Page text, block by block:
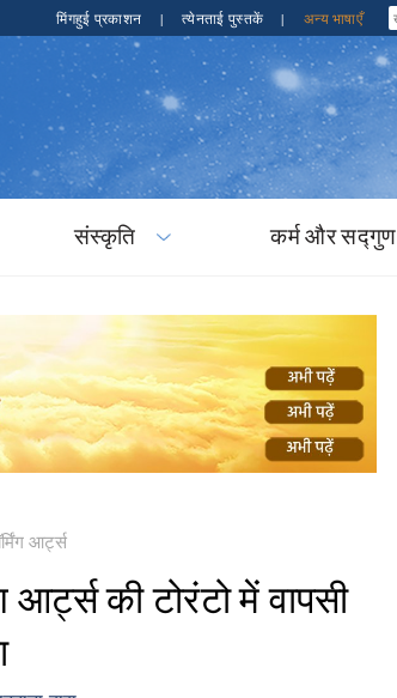
मिंगहुई प्रकाशन | त्येनताई पुस्तकें | अन्य भाषाएँ
संस्कृति कर्म और सद्गुण
आर्ट्स
की टोरंटो में वापसी